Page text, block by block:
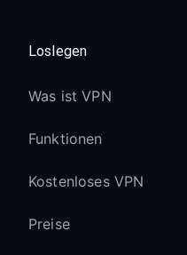
Loslegen
Was ist VPN
Funktionen
Kostenloses VPN
Preise